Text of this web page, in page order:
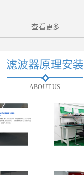
查看更多
滤波器原理安装
ABOUT US